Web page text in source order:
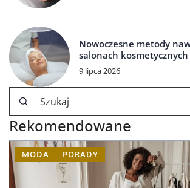
Nowoczesne metody
salonach kosmetycznych
9 lipca 2026
Rekomendowane
MODA PORADY